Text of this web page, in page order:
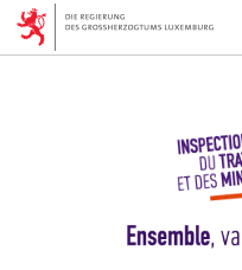
Zur
Navigation
Zum
Inhalt